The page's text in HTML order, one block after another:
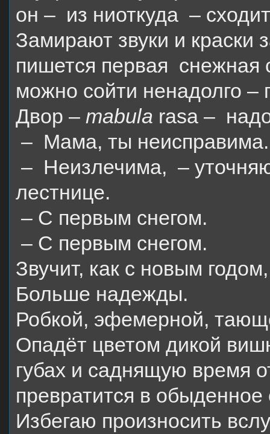
он – из ниоткуда –
Замирают звуки и краски
пишется первая снежная
можно сойти ненадолго –
Двор – тabula rasa –
– Мама, ты неисправима.
– Неизлечима, –
лестнице.
– С первым снегом.
– С первым снегом.
Звучит, как с новым
Больше надежды.
Робкой, эфемерной,
Опадёт цветом дикой
губах и саднящую время
превратится в обыденное
Избегаю произносить